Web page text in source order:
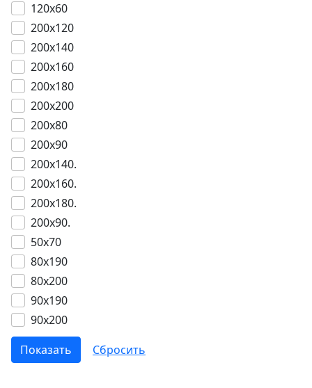
120x60
200x120
200x140
200x160
200x180
200x200
200x80
200x90
200х140.
200х160.
200х180.
200х90.
50x70
80x190
80x200
90x190
90x200